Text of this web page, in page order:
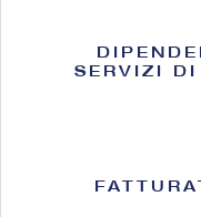
SERVIZI